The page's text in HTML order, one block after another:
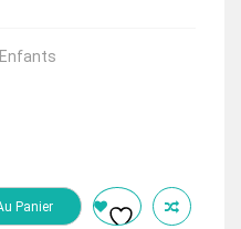
Panier